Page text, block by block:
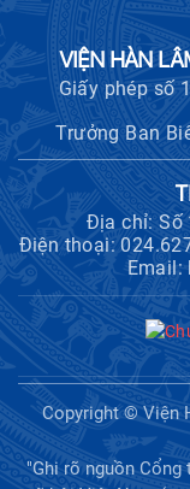
Hội nghị Lãnh đạo
Khoa học xã hội
với Ban Chủ
khoa học và công
cấp Bộ
Hội thảo khoa học
6 tháng đầu năm
động lực và triển
Hội nghị Ban Chỉ
Hàn lâm Khoa học
Hội thảo quốc tế
triển Việt Nam
Định hướng chiến
VIỆN HÀN
Giấy phép số
Trưởng Ban
Địa chỉ: Số
Điện thoại:
Email:
Copyright © Viện
"Ghi rõ nguồn